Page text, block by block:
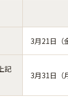
3月21日（
記
3月31日（